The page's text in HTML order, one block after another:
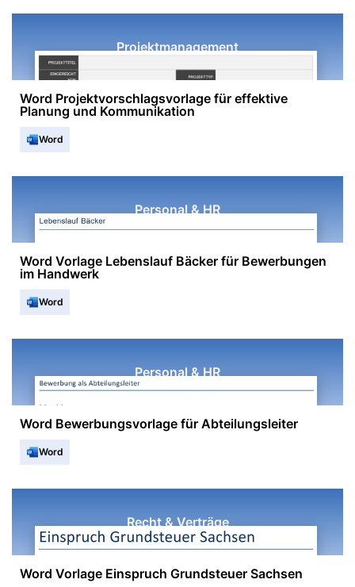
Projektmanagement
Word Projektvorschlagsvorlage für effektive
Planung und Kommunikation
Word
Personal & HR
Word Vorlage Lebenslauf Bäcker für Bewerbungen
im Handwerk
Word
Personal & HR
Word Bewerbungsvorlage für Abteilungsleiter
Word
Recht & Verträge
Word Vorlage Einspruch Grundsteuer Sachsen